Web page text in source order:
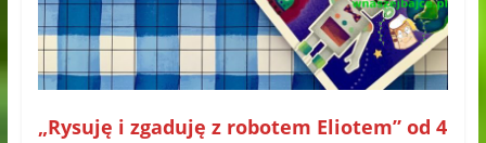
„Rysuję i zgaduję z robotem Eliotem” od 4